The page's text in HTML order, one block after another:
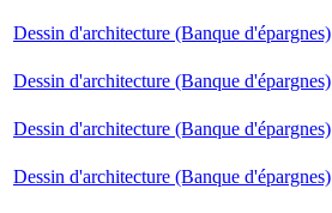
Dessin d'architecture (Banque d'épargnes)
Dessin d'architecture (Banque d'épargnes)
Dessin d'architecture (Banque d'épargnes)
Dessin d'architecture (Banque d'épargnes)